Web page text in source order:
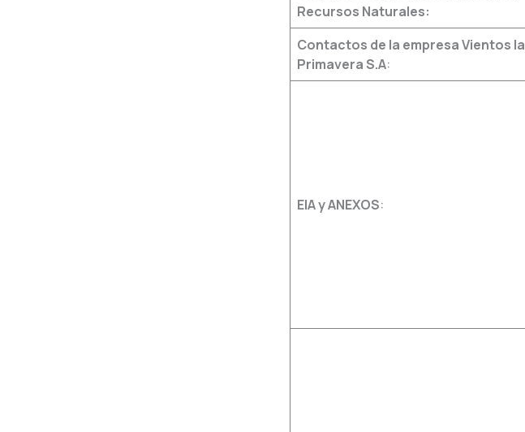
Recursos Naturales:
Contactos de la empresa Vientos la
Primavera S.A:
EIA y ANEXOS: